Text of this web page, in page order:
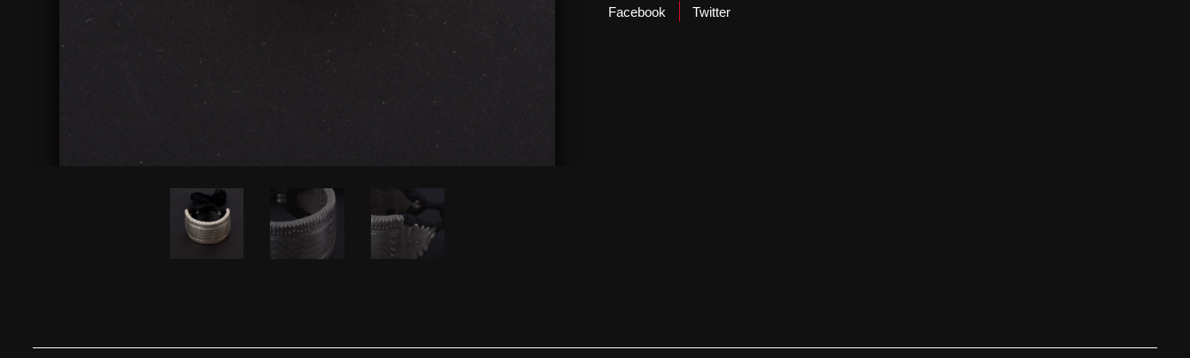
Facebook Twitter